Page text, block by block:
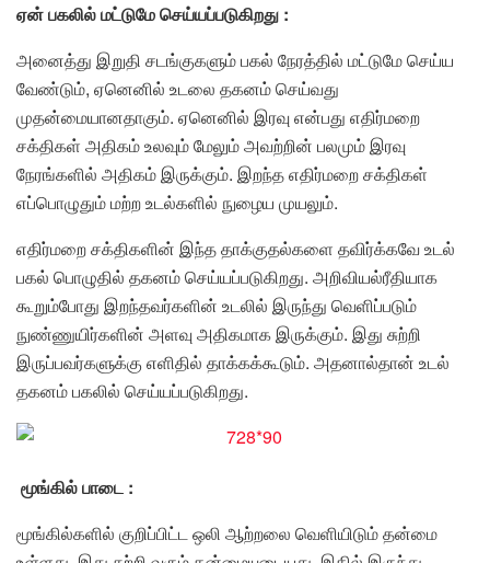
ஏன் பகலில் மட்டுமே செய்யப்படுகிறது :
அனைத்து இறுதி சடங்குகளும் பகல் நேரத்தில் மட்டுமே செய்ய
வேண்டும், ஏனெனில் உடலை தகனம் செய்வது
முதன்மையானதாகும். ஏனெனில் இரவு என்பது எதிர்மறை
சக்திகள் அதிகம் உலவும் மேலும் அவற்றின் பலமும் இரவு
நேரங்களில் அதிகம் இருக்கும். இறந்த எதிர்மறை சக்திகள்
எப்பொழுதும் மற்ற உடல்களில் நுழைய முயலும்.
எதிர்மறை சக்திகளின் இந்த தாக்குதல்களை தவிர்க்கவே உடல்
பகல் பொழுதில் தகனம் செய்யப்படுகிறது. அறிவியல்ரீதியாக
கூறும்போது இறந்தவர்களின் உடலில் இருந்து வெளிப்படும்
நுண்ணுயிர்களின் அளவு அதிகமாக இருக்கும். இது சுற்றி
இருப்பவர்களுக்கு எளிதில் தாக்கக்கூடும். அதனால்தான் உடல்
தகனம் பகலில் செய்யப்படுகிறது.
மூங்கில் பாடை :
மூங்கில்களில் குறிப்பிட்ட ஒலி ஆற்றலை வெளியிடும் தன்மை